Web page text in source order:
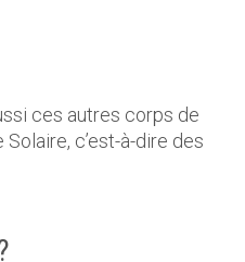
ces autres corps de
c’est-à-dire des